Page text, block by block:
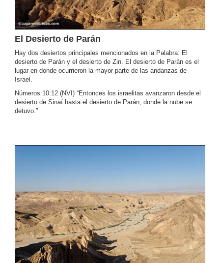
El Desierto de Parán
Hay dos desiertos principales mencionados en la Palabra: El
desierto de Parán y el desierto de Zin. El desierto de Parán es el
lugar en donde ocurrieron la mayor parte de las andanzas de
Israel.
Números 10:12 (NVI) “Entonces los israelitas avanzaron desde el
desierto de Sinaí hasta el desierto de Parán, donde la nube se
detuvo.”